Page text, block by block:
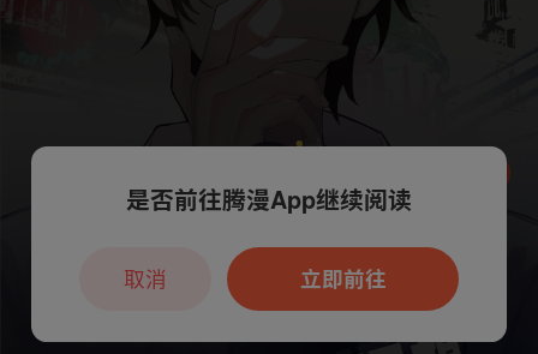
本章节仅支持App阅读，可打开App新用
户7天免费看
是否前往腾漫App继续阅读
立即前往
取消